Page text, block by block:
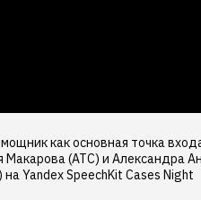
как основная точка
Макарова (АТС) и Александра
Yandex SpeechKit Cases Night